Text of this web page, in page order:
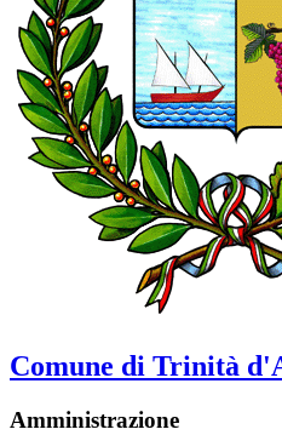
Comune di Trinità
Amministrazione